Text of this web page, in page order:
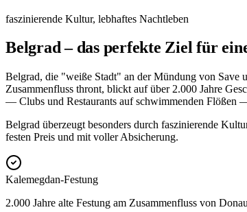
faszinierende Kultur, lebhaftes Nachtleben
Belgrad – das perfekte Ziel für
Belgrad, die "weiße Stadt" an der Mündung von Save
Zusammenfluss thront, blickt auf über 2.000 Jahre
— Clubs und Restaurants auf schwimmenden Flößen
Belgrad überzeugt besonders durch faszinierende
festen Preis und mit voller Absicherung.
Kalemegdan-Festung
2.000 Jahre alte Festung am Zusammenfluss von